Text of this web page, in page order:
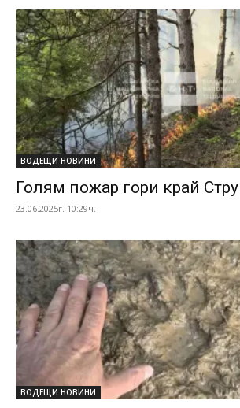
ВОДЕЩИ НОВИНИ
Голям пожар гори край
23.06.2025г. 10:29ч.
ВОДЕЩИ НОВИНИ